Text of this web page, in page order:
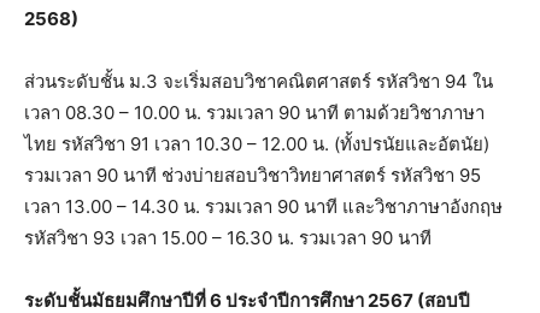
2568)
ส่วนระดับชั้น ม.3 จะเริ่มสอบวิชาคณิตศาสตร์ รหัสวิชา 94 ใน
เวลา 08.30 – 10.00 น. รวมเวลา 90 นาที ตามด้วยวิชาภาษา
ไทย รหัสวิชา 91 เวลา 10.30 – 12.00 น. (ทั้งปรนัยและอัตนัย)
รวมเวลา 90 นาที ช่วงบ่ายสอบวิชาวิทยาศาสตร์ รหัสวิชา 95
เวลา 13.00 – 14.30 น. รวมเวลา 90 นาที และวิชาภาษาอังกฤษ
รหัสวิชา 93 เวลา 15.00 – 16.30 น. รวมเวลา 90 นาที
ระดับชั้นมัธยมศึกษาปีที่ 6 ประจำปีการศึกษา 2567 (สอบปี